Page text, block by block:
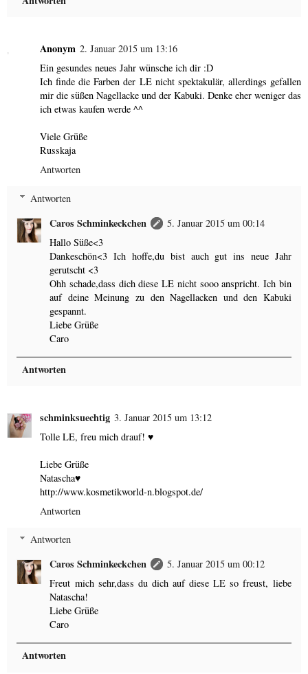
Anonym 2. Januar 2015 um 13:16
Ein gesundes neues Jahr wünsche ich dir :D
Ich finde die Farben der LE nicht spektakulär, allerdings gefallen
mir die süßen Nagellacke und der Kabuki. Denke eher weniger das
ich etwas kaufen werde ^^
Viele Grüße
Russkaja
Antworten
Antworten
Caros Schminkeckchen
5. Januar 2015 um 00:14
Hallo Süße<3
Dankeschön<3 Ich hoffe,du bist auch gut ins neue Jahr
gerutscht <3
Ohh schade,dass dich diese LE nicht sooo anspricht. Ich bin
auf deine Meinung zu den Nagellacken und den Kabuki
gespannt.
Liebe Grüße
Caro
Antworten
schminksuechtig 3. Januar 2015 um 13:12
Tolle LE, freu mich drauf! ♥
Liebe Grüße
Natascha♥
http://www.kosmetikworld-n.blogspot.de/
Antworten
Antworten
Caros Schminkeckchen
5. Januar 2015 um 00:12
Freut mich sehr,dass du dich auf diese LE so freust, liebe
Natascha!
Liebe Grüße
Caro
Antworten